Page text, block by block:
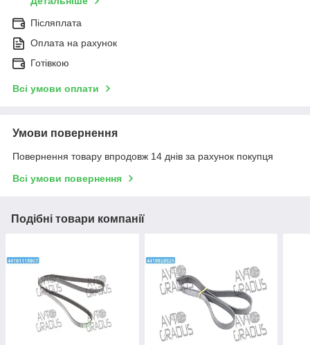
Післяплата
Оплата на рахунок
Готівкою
Всі умови оплати
Умови повернення
Повернення товару впродовж 14 днів за рахунок покупця
Всі умови повернення
Подібні товари компанії